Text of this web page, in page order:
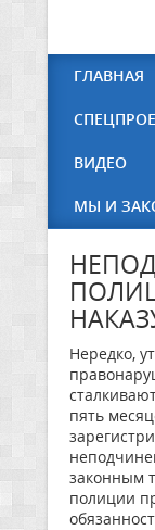
ГЛАВНАЯ
ВИДЕО
МЫ И
Нередко,
пять
законным
полиции